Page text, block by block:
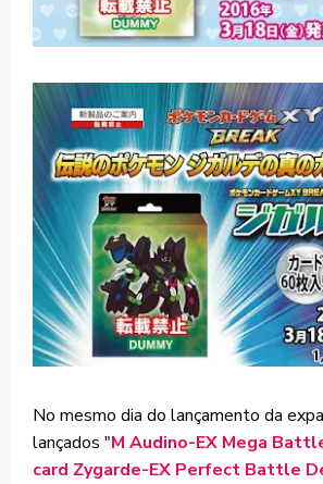
No mesmo dia do lançamento da
lançados "M Audino-EX Mega
card Zygarde-EX Perfect Battle